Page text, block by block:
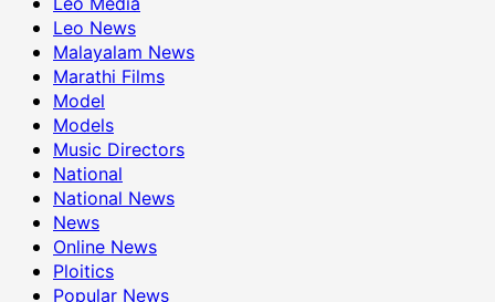
Leo News
Malayalam News
Marathi Films
Model
Models
Music Directors
National
National News
News
Online News
Ploitics
Popular News